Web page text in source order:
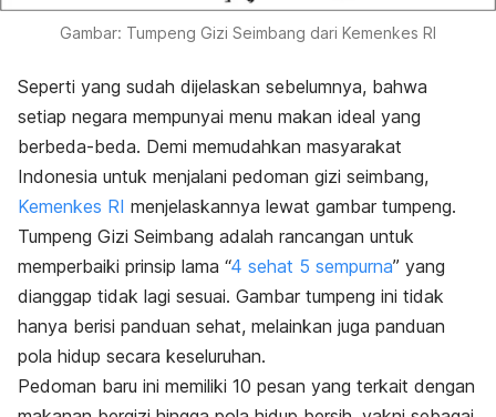
Gambar: Tumpeng Gizi Seimbang dari Kemenkes RI
Seperti yang sudah dijelaskan sebelumnya, bahwa
setiap negara mempunyai menu makan ideal yang
berbeda-beda. Demi memudahkan masyarakat
Indonesia untuk menjalani pedoman gizi seimbang,
Kemenkes RI menjelaskannya lewat gambar tumpeng.
Tumpeng Gizi Seimbang adalah rancangan untuk
memperbaiki prinsip lama “4 sehat 5 sempurna” yang
dianggap tidak lagi sesuai. Gambar tumpeng ini tidak
hanya berisi panduan sehat, melainkan juga panduan
pola hidup secara keseluruhan.
Pedoman baru ini memiliki 10 pesan yang terkait dengan